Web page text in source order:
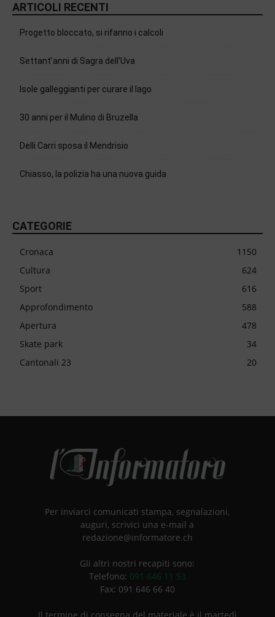
ARTICOLI RECENTI
Progetto bloccato, si rifanno i calcoli
Settant’anni di Sagra dell’Uva
Isole galleggianti per curare il lago
30 anni per il Mulino di Bruzella
Delli Carri sposa il Mendrisio
Chiasso, la polizia ha una nuova guida
CATEGORIE
Cronaca
1150
Cultura
624
Sport
616
Approfondimento
588
Apertura
478
Skate park
34
Cantonali 23
20
Per inviarci comunicati stampa, segnalazioni,
auguri, scrivici una e-mail a
redazione@informatore.ch
Gli altri nostri recapiti sono:
Telefono: 091 646 11 53
Fax: 091 646 66 40
Il termine di consegna del materiale è il martedì